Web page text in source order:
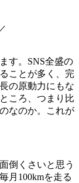
す。 SNS全盛の
ことが多く、完
の原動力にもな
ころ、つまり比
なのか。これが
倒くさいと思う
月 100kmを走る